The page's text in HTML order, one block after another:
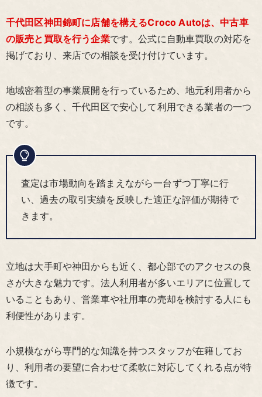
千代田区神田錦町に店舗を構えるCroco Autoは、中古車
の販売と買取を行う企業です。公式に自動車買取の対応を
掲げており、来店での相談を受け付けています。
地域密着型の事業展開を行っているため、地元利用者から
の相談も多く、千代田区で安心して利用できる業者の一つ
です。
査定は市場動向を踏まえながら一台ずつ丁寧に行
い、過去の取引実績を反映した適正な評価が期待で
きます。
立地は大手町や神田からも近く、都心部でのアクセスの良
さが大きな魅力です。法人利用者が多いエリアに位置して
いることもあり、営業車や社用車の売却を検討する人にも
利便性があります。
小規模ながら専門的な知識を持つスタッフが在籍してお
り、利用者の要望に合わせて柔軟に対応してくれる点が特
徴です。